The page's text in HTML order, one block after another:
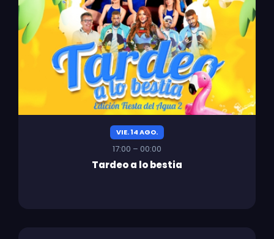
VIE. 14 AGO.
17:00 – 00:00
Tardeo a lo bestia